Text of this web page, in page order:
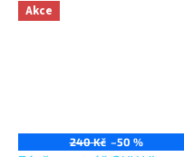
Akce
240 Kč –50 %